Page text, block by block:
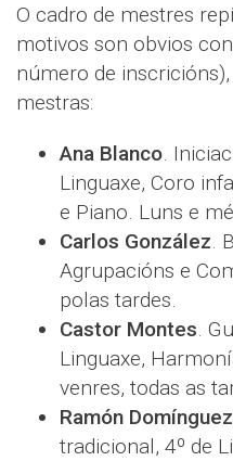
O cadro de mestres
motivos son obvios
número de
mestras:
Ana Blanco .
Linguaxe, Coro
e Piano. Luns e
Carlos González .
Agrupacións e
polas tardes.
Castor Montes .
Linguaxe,
venres, todas as
Ramón Domínguez
tradicional, 4º de